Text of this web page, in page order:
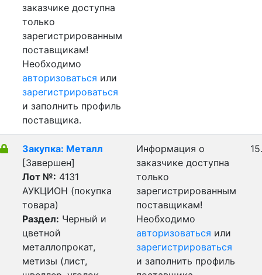
заказчике доступна
только
зарегистрированным
поставщикам!
Необходимо
авторизоваться или
зарегистрироваться
и заполнить профиль
поставщика.
Закупка: Металл
[Завершен]
Лот №: 4131
АУКЦИОН (покупка
товара)
Раздел: Черный и
цветной
металлопрокат,
метизы (лист,
Информация о
заказчике доступна
только
зарегистрированным
поставщикам!
Необходимо
авторизоваться или
зарегистрироваться
и заполнить профиль